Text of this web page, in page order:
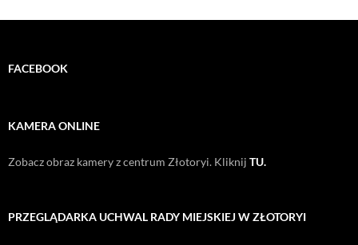
FACEBOOK
KAMERA ONLINE
Zobacz obraz kamery z centrum Złotoryi. Kliknij TU.
PRZEGLĄDARKA UCHWAL RADY MIEJSKIEJ W ZŁOTORYI